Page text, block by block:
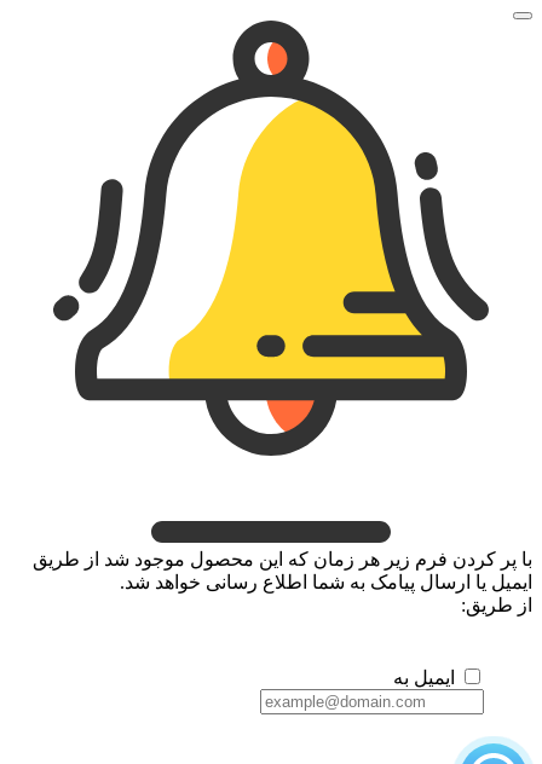
با پر کردن فرم زیر هر زمان که این محصول موجود شد از طریق
ایمیل یا ارسال پیامک به شما اطلاع رسانی خواهد شد.
از طریق:
ایمیل به